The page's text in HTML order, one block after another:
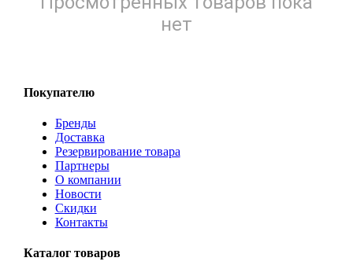
нет
Покупателю
Бренды
Доставка
Резервирование товара
Партнеры
О компании
Новости
Скидки
Контакты
Каталог товаров